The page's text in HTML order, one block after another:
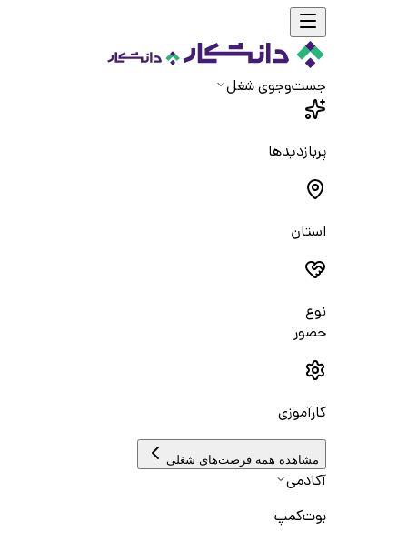
جست‌و‌جوی شغل
پربازدیدها
استان
نوع
حضور
کارآموزی
مشاهده همه فرصت‌های شغلی
آکادمی
بوت‌کمپ